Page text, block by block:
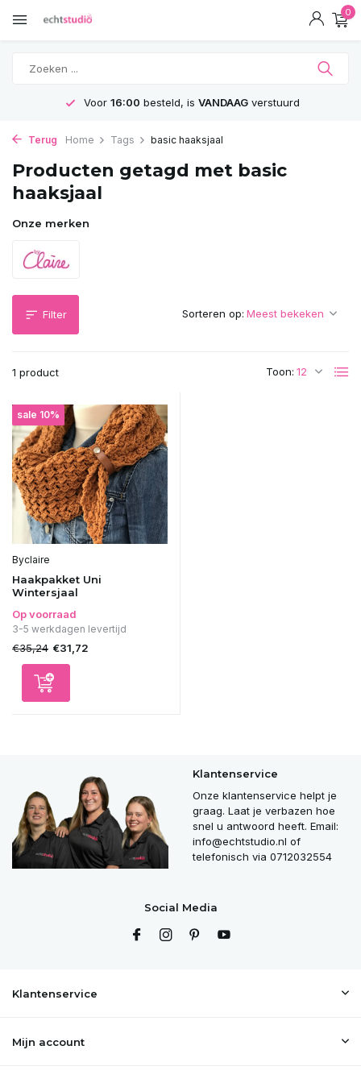
0
Voor 16:00 besteld, is VANDAAGverstuurd
Terug Home Tags basic haaksjaal
Producten getagd met basic
haaksjaal
Onze merken
Filter
1 product Toon:
Sorteren op:
sale 10%
Byclaire
Haakpakket Uni
Wintersjaal
Op voorraad
3-5 werkdagen levertijd
€35,24 €31,72
Klantenservice
Onze klantenservice helpt je
graag. Laat je verbazen hoe
snel u antwoord heeft. Email:
info@echtstudio.nl of
telefonisch via 0712032554
Social Media
Klantenservice
Mijn account